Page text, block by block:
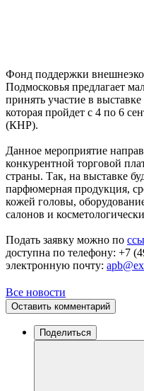
Фонд поддержки
Подмосковья предлагает
принять участие в
которая пройдет с 4 по 6
(КНР).
Данное мероприятие
конкурентной торговой
страны. Так, на выставке
парфюмерная продукция,
кожей головы,
салонов и
Подать заявку можно по
доступна по телефону: +7
электронную почту:
Все новости
Оставить комментарий
Поделиться